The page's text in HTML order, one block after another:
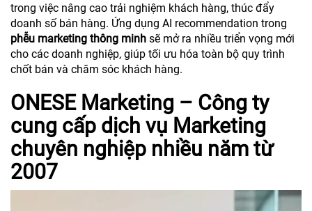
trong việc nâng cao trải nghiệm khách hàng, thúc đẩy
doanh số bán hàng. Ứng dụng AI recommendation trong
phễu marketing thông minh sẽ mở ra nhiều triển vọng mới
cho các doanh nghiệp, giúp tối ưu hóa toàn bộ quy trình
chốt bán và chăm sóc khách hàng.
ONESE Marketing – Công ty
cung cấp dịch vụ Marketing
chuyên nghiệp nhiều năm từ
2007